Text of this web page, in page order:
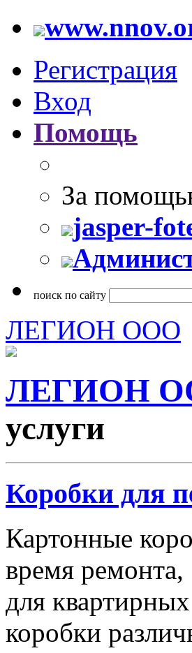
Регистрация
Вход
Помощь
За
jasper-
поиск по сайту
ЛЕГИОН ООО
ЛЕГИОН
услуги
Коробки для
Картонные
время ремонта,
для
коробки